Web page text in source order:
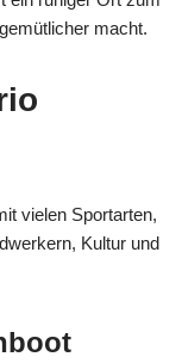
macht.
vielen Sportarten,
Kultur und